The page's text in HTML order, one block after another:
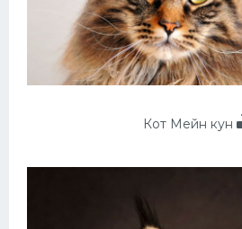
Кот Мейн кун